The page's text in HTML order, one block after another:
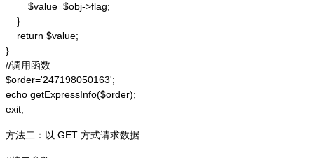
        $value=$obj->flag;
    }
    return $value;
}
//调用函数
$order='247198050163';
echo getExpressInfo($order);
exit;
方法二：以 GET 方式请求数据